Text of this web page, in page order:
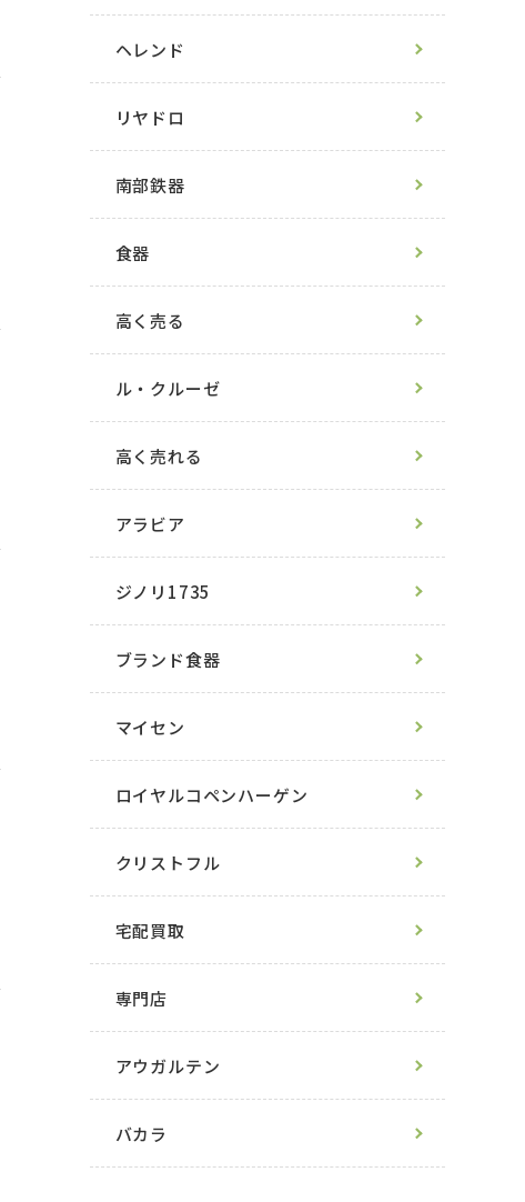
ヘレンド
リヤドロ
南部鉄器
食器
高く売る
ル・クルーゼ
高く売れる
アラビア
ジノリ1735
ブランド食器
マイセン
ロイヤルコペンハーゲン
クリストフル
宅配買取
専門店
アウガルテン
バカラ